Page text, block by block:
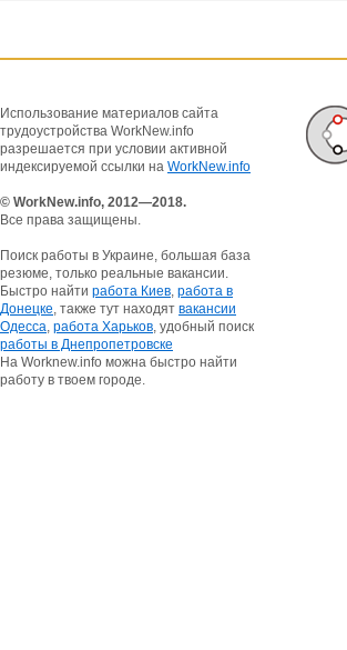
Использование материалов сайта
трудоустройства WorkNew.info
разрешается при условии активной
индексируемой ссылки на WorkNew.info
© WorkNew.info, 2012—2018.
Все права защищены.
Поиск работы в Украине, большая база
резюме, только реальные вакансии.
Быстро найти работа Киев, работа в
Донецке, также тут находят вакансии
Одесса, работа Харьков, удобный поиск
работы в Днепропетровске
На Worknew.info можна быстро найти
работу в твоем городе.